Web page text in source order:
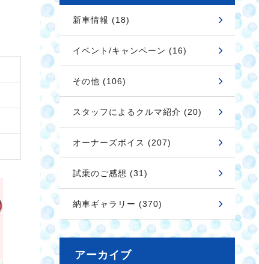
新車情報 (18)
イベント/キャンペーン (16)
その他 (106)
スタッフによるクルマ紹介 (20)
オーナーズボイス (207)
試乗のご感想 (31)
納車ギャラリー (370)
アーカイブ